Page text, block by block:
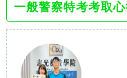
一般警察特考考取